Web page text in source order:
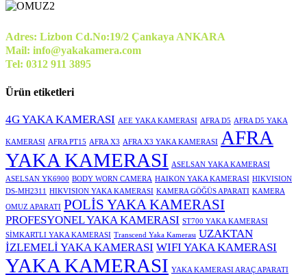
Adres: Lizbon Cd.No:19/2 Çankaya ANKARA
Mail: info@yakakamera.com
Tel: 0312 911 3895
Ürün etiketleri
4G YAKA KAMERASI AEE YAKA KAMERASI AFRA D5 AFRA D5 YAKA
KAMERASI AFRA PT15 AFRA X3 AFRA X3 YAKA KAMERASI AFRA
YAKA KAMERASI ASELSAN YAKA KAMERASI
ASELSAN YK6900 BODY WORN CAMERA HAIKON YAKA KAMERASI HIKVISION
DS-MH2311
HIKVISION YAKA KAMERASI KAMERA GÖĞÜS APARATI KAMERA
OMUZ APARATI POLİS YAKA KAMERASI
PROFESYONEL YAKA KAMERASI ST700 YAKA KAMERASI
SİMKARTLI YAKA KAMERASI Transcend Yaka Kamerası UZAKTAN
İZLEMELİ YAKA KAMERASI WIFI YAKA KAMERASI
YAKA KAMERASI YAKA KAMERASI ARAÇ APARATI